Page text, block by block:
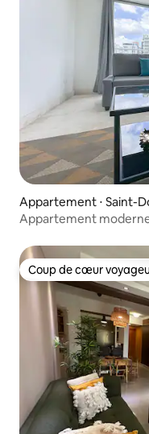
Appartement ⋅ Saint-
Appartement
Coup de cœur
Coup de cœur